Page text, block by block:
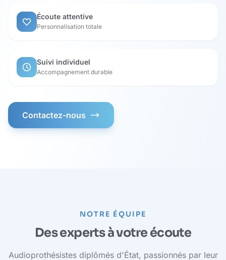
Écoute attentive
Personnalisation totale
Suivi individuel
Accompagnement durable
Contactez-nous
NOTRE ÉQUIPE
Des experts à votre écoute
Audioprothésistes diplômés d'État, passionnés par leur